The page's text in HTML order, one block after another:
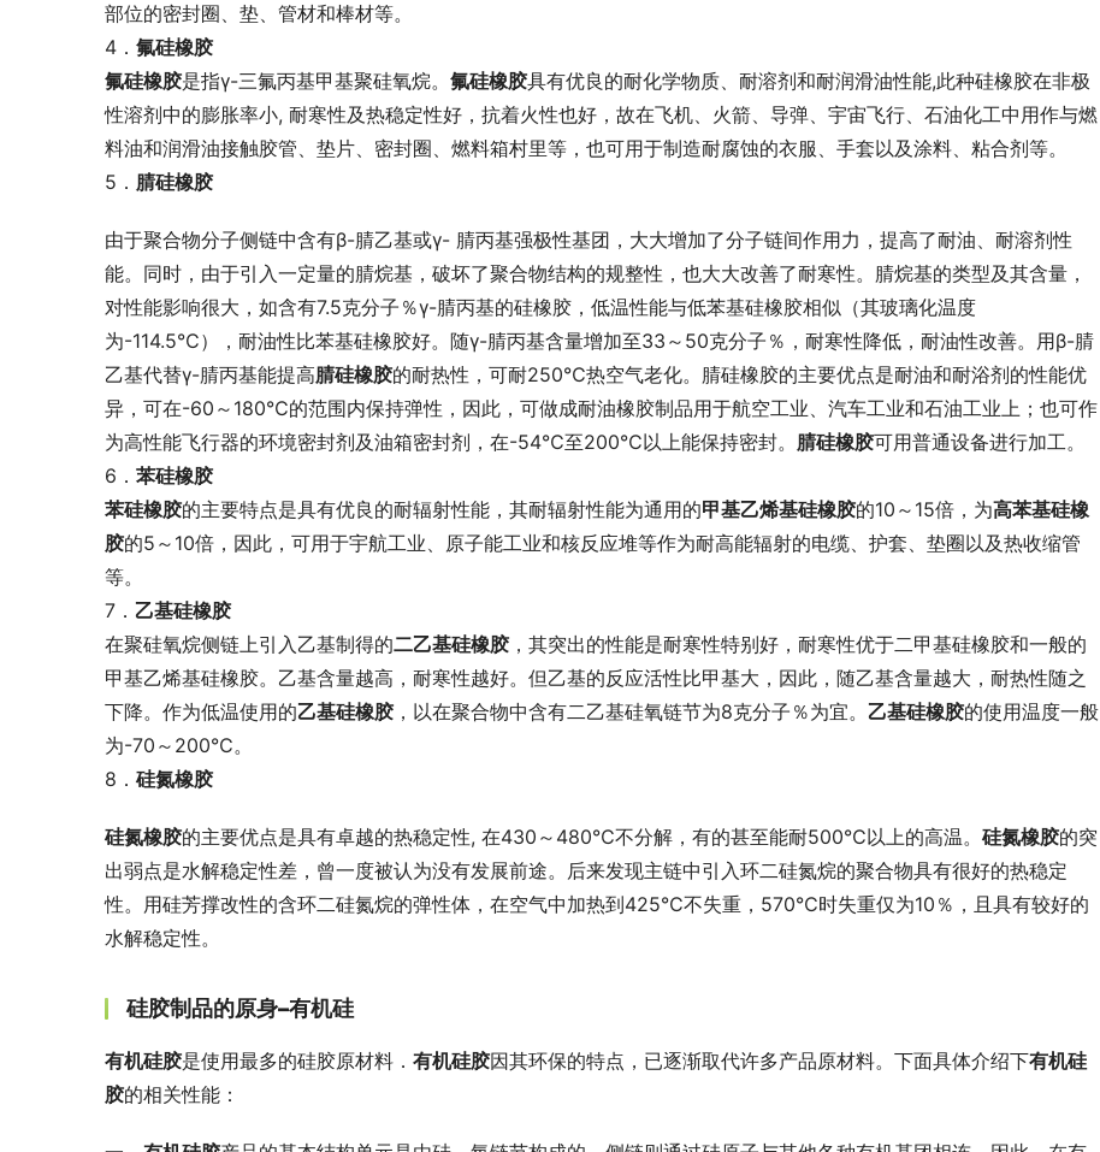
部位的密封圈、垫、管材和棒材等。
4． 氟硅橡胶
氟硅橡胶是指γ-三氟丙基甲基聚硅氧烷。 氟硅橡胶具有优良的耐化学物质、耐溶剂和耐润滑油性能,此种硅橡胶在非极
性溶剂中的膨胀率小, 耐寒性及热稳定性好，抗着火性也好，故在飞机、火箭、导弹、宇宙飞行、石油化工中用作与燃
料油和润滑油接触胶管、垫片、密封圈、燃料箱村里等，也可用于制造耐腐蚀的衣服、手套以及涂料、粘合剂等。
5． 腈硅橡胶
由于聚合物分子侧链中含有β-腈乙基或γ- 腈丙基强极性基团，大大增加了分子链间作用力，提高了耐油、耐溶剂性
能。同时，由于引入一定量的腈烷基，破坏了聚合物结构的规整性，也大大改善了耐寒性。腈烷基的类型及其含量，
对性能影响很大，如含有7.5克分子％γ-腈丙基的硅橡胶，低温性能与低苯基硅橡胶相似（其玻璃化温度
为-114.5℃），耐油性比苯基硅橡胶好。随γ-腈丙基含量增加至33～50克分子％，耐寒性降低，耐油性改善。用β-腈
乙基代替γ-腈丙基能提高腈硅橡胶的耐热性，可耐250℃热空气老化。腈硅橡胶的主要优点是耐油和耐浴剂的性能优
异，可在-60～180℃的范围内保持弹性，因此，可做成耐油橡胶制品用于航空工业、汽车工业和石油工业上；也可作
为高性能飞行器的环境密封剂及油箱密封剂，在-54℃至200℃以上能保持密封。 腈硅橡胶可用普通设备进行加工。
6． 苯硅橡胶
苯硅橡胶的主要特点是具有优良的耐辐射性能，其耐辐射性能为通用的甲基乙烯基硅橡胶的10～15倍，为高苯基硅橡
胶的5～10倍，因此，可用于宇航工业、原子能工业和核反应堆等作为耐高能辐射的电缆、护套、垫圈以及热收缩管
等。
7． 乙基硅橡胶
在聚硅氧烷侧链上引入乙基制得的二乙基硅橡胶 ，其突出的性能是耐寒性特别好，耐寒性优于二甲基硅橡胶和一般的
甲基乙烯基硅橡胶。乙基含量越高，耐寒性越好。但乙基的反应活性比甲基大，因此，随乙基含量越大，耐热性随之
下降。作为低温使用的乙基硅橡胶 ，以在聚合物中含有二乙基硅氧链节为8克分子％为宜。 乙基硅橡胶的使用温度一般
为-70～200℃。
8． 硅氮橡胶
硅氮橡胶的主要优点是具有卓越的热稳定性, 在430～480℃不分解，有的甚至能耐500℃以上的高温。 硅氮橡胶的突
出弱点是水解稳定性差，曾一度被认为没有发展前途。后来发现主链中引入环二硅氮烷的聚合物具有很好的热稳定
性。用硅芳撑改性的含环二硅氮烷的弹性体，在空气中加热到425℃不失重，570℃时失重仅为10％，且具有较好的
水解稳定性。
硅胶制品的原身–有机硅
有机硅胶是使用最多的硅胶原材料． 有机硅胶因其环保的特点，已逐渐取代许多产品原材料。下面具体介绍下有机硅
胶的相关性能：